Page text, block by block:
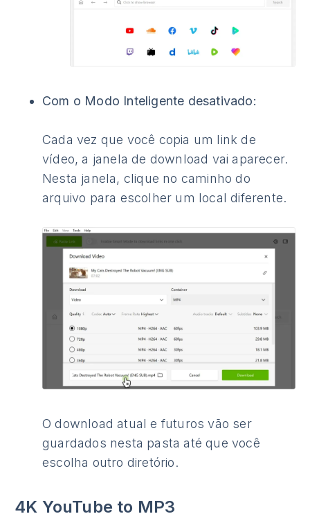
Com o Modo Inteligente desativado:
Cada vez que você copia um link de
vídeo, a janela de download vai aparecer.
Nesta janela, clique no caminho do
arquivo para escolher um local diferente.
O download atual e futuros vão ser
guardados nesta pasta até que você
escolha outro diretório.
4K YouTube to MP3